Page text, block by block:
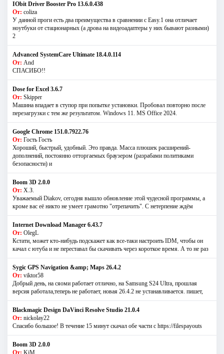
IObit Driver Booster Pro 13.6.0.438
От: coliza
У данной проги есть два преимущества в сравнении с Easy.1 она отличает
ноутбуки от стационарных (а дрова на видеоадаптеры у них бывают разными)
2
Advanced SystemCare Ultimate 18.4.0.114
От: And
СПАСИБО!!
Dose for Excel 3.6.7
От: Skipper
Машина впадает в ступор при попытке установки. Пробовал повторно после
перезагрузки с тем же результатом. Windows 11. MS Offiсe 2024.
Google Chrome 151.0.7922.76
От: Гость Гость
Хороший, быстрый, удобный. Это правда. Масса плюшек расширений-
дополнений, постоянно отторгаемых браузером (разрабами политиками
безопасности) и
Boom 3D 2.0.0
От: Х.З.
Уважаемый Diakov, сегодня вышло обновление этой чудесной программы, а
кроме вас её никто не умеет грамотно "отрепачить". С нетерпение ждём
Internet Download Manager 6.43.7
От: OlegL
Кстати, может кто-нибудь подскажет как все-таки настроить IDM, чтобы он
качал с ютуба и не переставал бы скачивать через короткое время. А то не раз
Sygic GPS Navigation &amp; Maps 26.4.2
От: viktor58
Добрый день, на сяоми работает отлично, на Samsung S24 Ultra, прошлая
версия работала,теперь не работает, новая 26.4.2 не устанавливается. пишет,
Blackmagic Design DaVinci Resolve Studio 21.0.4
От: nickolay22
Спасибо большое! В течение 15 минут скачал обе части с https://filespayouts
Boom 3D 2.0.0